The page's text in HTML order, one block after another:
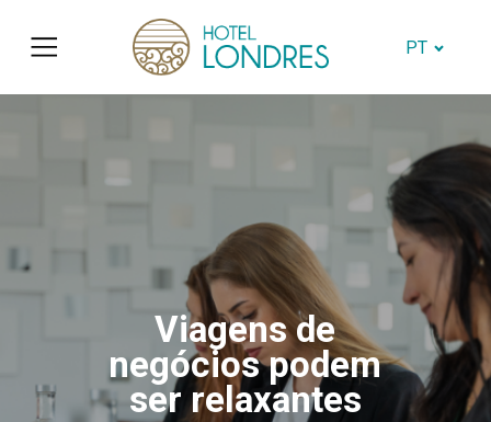
PT
Viagens de
negócios podem
ser relaxantes